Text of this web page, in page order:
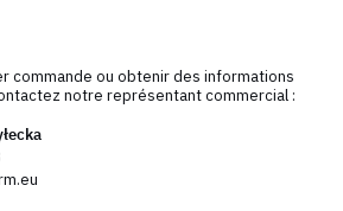
commande ou obtenir des informations
notre représentant commercial :